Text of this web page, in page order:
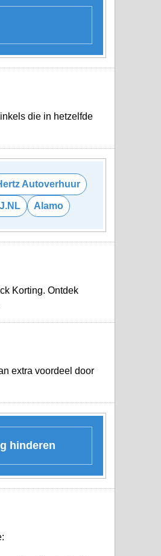
die in hetzelfde
Autoverhuur
Alamo
Korting. Ontdek
extra voordeel door
hinderen